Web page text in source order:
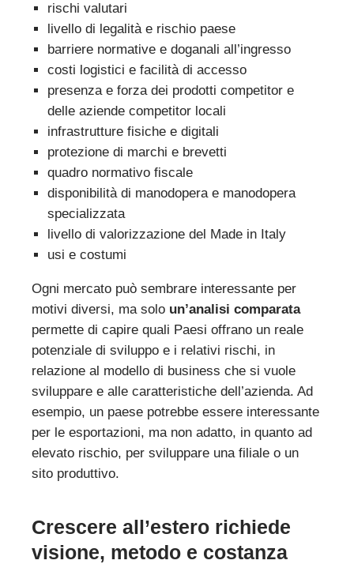
rischi valutari
livello di legalità e rischio paese
barriere normative e doganali all’ingresso
costi logistici e facilità di accesso
presenza e forza dei prodotti competitor e
delle aziende competitor locali
infrastrutture fisiche e digitali
protezione di marchi e brevetti
quadro normativo fiscale
disponibilità di manodopera e manodopera
specializzata
livello di valorizzazione del Made in Italy
usi e costumi
Ogni mercato può sembrare interessante per
motivi diversi, ma solo un’analisi comparata
permette di capire quali Paesi offrano un reale
potenziale di sviluppo e i relativi rischi, in
relazione al modello di business che si vuole
sviluppare e alle caratteristiche dell’azienda. Ad
esempio, un paese potrebbe essere interessante
per le esportazioni, ma non adatto, in quanto ad
elevato rischio, per sviluppare una filiale o un
sito produttivo.
Crescere all’estero richiede
visione, metodo e costanza